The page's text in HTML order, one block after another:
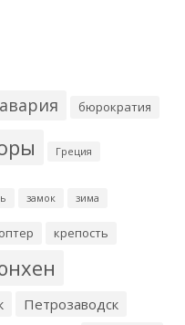
бюрократия
Греция
замок зима
крепость
Петрозаводск